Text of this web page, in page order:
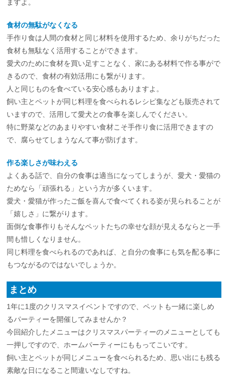
ますよ。
食材の無駄がなくなる
手作り食は人間の食材と同じ材料を使用するため、余りがちだった
食材も無駄なく活用することができます。
愛犬のために食材を買い足すことなく、家にある材料で作る事がで
きるので、食材の有効活用にも繋がります。
人と同じものを食べている安心感もありますよ。
飼い主とペットが同じ料理を食べられるレシピ集なども販売されて
いますので、活用して愛犬との食事を楽しんでください。
特に野菜などのあまりやすい食材こそ手作り食に活用できますの
で、腐らせてしまうなんて事が防げます。
作る楽しさが味わえる
よくある話で、自分の食事は適当になってしまうが、愛犬・愛猫の
ためなら「頑張れる」という方が多くいます。
愛犬・愛猫が作ったご飯を喜んで食べてくれる姿が見られることが
「嬉しさ」に繋がります。
面倒な食事作りもそんなペットたちの幸せな顔が見えるならと一手
間も惜しくなりません。
同じ料理を食べられるのであれば、と自分の食事にも気を配る事に
もつながるのではないでしょうか。
まとめ
1年に1度のクリスマスイベントですので、ペットも一緒に楽しめ
るパーティーを開催してみませんか？
今回紹介したメニューはクリスマスパーティーのメニューとしても
一押しですので、ホームパーティーにももってこいです。
飼い主とペットが同じメニューを食べられるため、思い出にも残る
素敵な日になること間違いなしですね。